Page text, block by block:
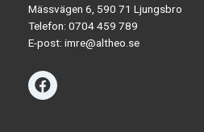
Mässvägen 6, 590 71 Ljungsbro
Telefon: 0704 459 789
E-post: imre@altheo.se
F
a